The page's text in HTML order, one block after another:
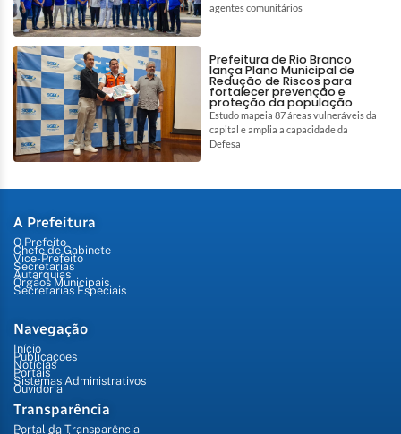
agentes comunitários
Prefeitura de Rio Branco
lança Plano Municipal de
Redução de Riscos para
fortalecer prevenção e
proteção da população
Estudo mapeia 87 áreas vulneráveis da
capital e amplia a capacidade da
Defesa
A Prefeitura
O Prefeito
Chefe de Gabinete
Vice-Prefeito
Secretarias
Autarquias
Órgãos Municipais
Secretarias Especiais
Navegação
Início
Publicações
Notícias
Portais
Sistemas Administrativos
Ouvidoria
Transparência
Portal da Transparência